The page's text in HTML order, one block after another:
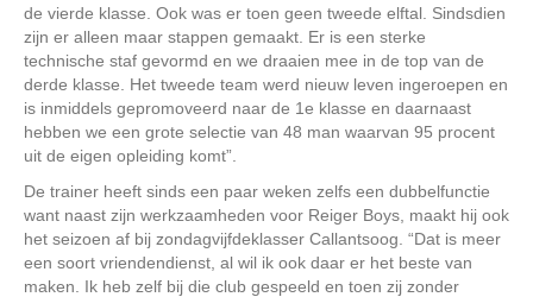
de vierde klasse. Ook was er toen geen tweede elftal. Sindsdien
zijn er alleen maar stappen gemaakt. Er is een sterke
technische staf gevormd en we draaien mee in de top van de
derde klasse. Het tweede team werd nieuw leven ingeroepen en
is inmiddels gepromoveerd naar de 1e klasse en daarnaast
hebben we een grote selectie van 48 man waarvan 95 procent
uit de eigen opleiding komt”.
De trainer heeft sinds een paar weken zelfs een dubbelfunctie
want naast zijn werkzaamheden voor Reiger Boys, maakt hij ook
het seizoen af bij zondagvijfdeklasser Callantsoog. “Dat is meer
een soort vriendendienst, al wil ik ook daar er het beste van
maken. Ik heb zelf bij die club gespeeld en toen zij zonder